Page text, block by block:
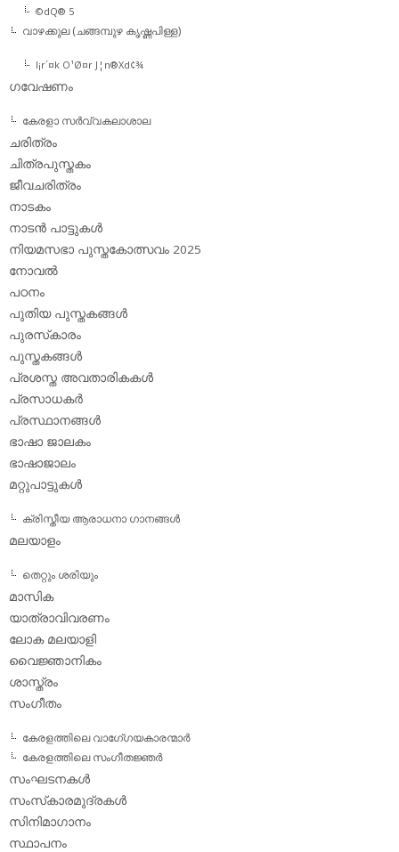
©dQ® 5
വാഴക്കുല (ചങ്ങമ്പുഴ കൃഷ്ണപിള്ള)
l¡r´¤k O¹Ø¤r J¦n®Xd¢¾
ഗവേഷണം
കേരളാ സര്‍വ്വകലാശാല
ചരിത്രം
ചിത്രപുസ്തകം
ജീവചരിത്രം
നാടകം
നാടന്‍ പാട്ടുകള്‍
നിയമസഭാ പുസ്തകോത്സവം 2025
നോവല്‍
പഠനം
പുതിയ പുസ്തകങ്ങള്‍
പുരസ്‌കാരം
പുസ്തകങ്ങള്‍
പ്രശസ്ത അവതാരികകള്‍
പ്രസാധകര്‍
പ്രസ്ഥാനങ്ങള്‍
ഭാഷാ ജാലകം
ഭാഷാജാലം
മറ്റുപാട്ടുകള്‍
ക്രിസ്തീയ ആരാധനാ ഗാനങ്ങള്‍
മലയാളം
തെറ്റും ശരിയും
മാസിക
യാത്രാവിവരണം
ലോക മലയാളി
വൈജ്ഞാനികം
ശാസ്ത്രം
സംഗീതം
കേരളത്തിലെ വാഗേ്ഗയകാരന്മാര്‍
കേരളത്തിലെ സംഗീതജ്ഞര്‍
സംഘടനകള്‍
സംസ്‌കാരമുദ്രകള്‍
സിനിമാഗാനം
സ്ഥാപനം